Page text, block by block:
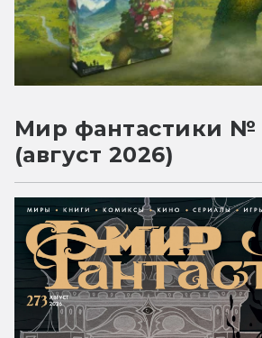
Мир фантастики №
(август 2026)